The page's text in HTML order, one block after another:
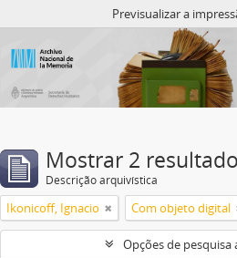
Previsualizar a
Mostrar 2
Descrição arquivística
Ikonicoff, Ignacio Com objeto digital
Opções de pesquisa